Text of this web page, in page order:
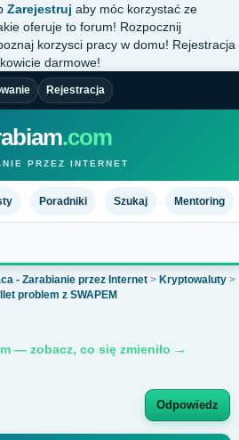
Zarejestruj aby móc korzystać ze
oferuje to forum! Rozpocznij
poznaj korzysci pracy w domu! Rejestracja
darmowe!
Rejestracja
.com
PRZEZ INTERNET
Poradniki Szukaj Mentoring
- Zarabianie przez Internet > Kryptowaluty >
problem z SWAPEM
— zobacz, co się zmieniło →
Odpowiedz